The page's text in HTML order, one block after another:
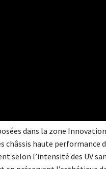
dans la zone
haute performance
selon l’intensité des UV